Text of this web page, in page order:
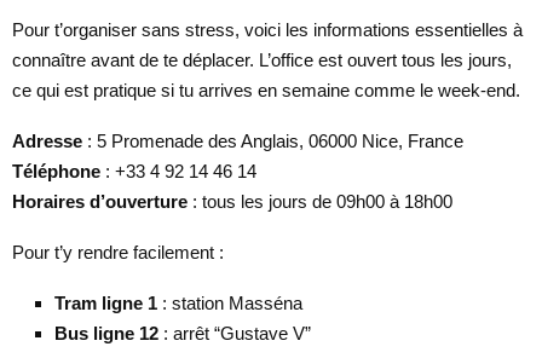
Pour t’organiser sans stress, voici les informations essentielles à
connaître avant de te déplacer. L’office est ouvert tous les jours,
ce qui est pratique si tu arrives en semaine comme le week-end.
Adresse : 5 Promenade des Anglais, 06000 Nice, France
Téléphone : +33 4 92 14 46 14
Horaires d’ouverture : tous les jours de 09h00 à 18h00
Pour t’y rendre facilement :
Tram ligne 1 : station Masséna
Bus ligne 12 : arrêt “Gustave V”